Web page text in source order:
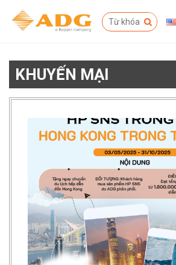
KHUYẾN MẠI